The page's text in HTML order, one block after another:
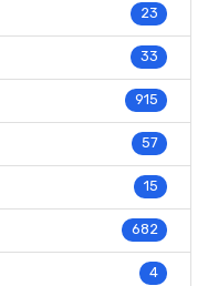
23
33
915
57
15
682
4